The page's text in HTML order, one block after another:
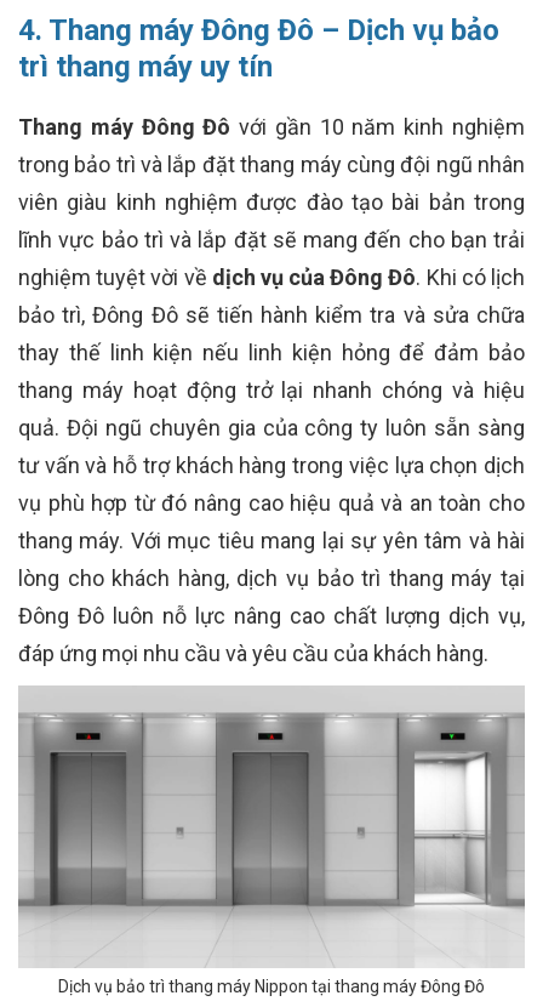
4. Thang máy Đông Đô – Dịch vụ bảo
trì thang máy uy tín
Thang máy Đông Đôvới gần 10 năm kinh nghiệm
trong bảo trì và lắp đặt thang máy cùng đội ngũ nhân
viên giàu kinh nghiệm được đào tạo bài bản trong
lĩnh vực bảo trì và lắp đặt sẽ mang đến cho bạn trải
nghiệm tuyệt vời về dịch vụ của Đông Đô. Khi có lịch
bảo trì, Đông Đô sẽ tiến hành kiểm tra và sửa chữa
thay thế linh kiện nếu linh kiện hỏng để đảm bảo
thang máy hoạt động trở lại nhanh chóng và hiệu
quả. Đội ngũ chuyên gia của công ty luôn sẵn sàng
tư vấn và hỗ trợ khách hàng trong việc lựa chọn dịch
vụ phù hợp từ đó nâng cao hiệu quả và an toàn cho
thang máy. Với mục tiêu mang lại sự yên tâm và hài
lòng cho khách hàng, dịch vụ bảo trì thang máy tại
Đông Đô luôn nỗ lực nâng cao chất lượng dịch vụ,
đáp ứng mọi nhu cầu và yêu cầu của khách hàng.
Dịch vụ bảo trì thang máy Nippon tại thang máy Đông Đô